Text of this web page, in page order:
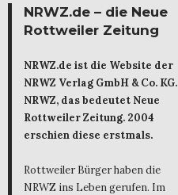
NRWZ.de – die Neue
Rottweiler Zeitung
NRWZ.de ist die Website der
NRWZ Verlag GmbH & Co. KG.
NRWZ, das bedeutet Neue
Rottweiler Zeitung. 2004
erschien diese erstmals.
Rottweiler Bürger haben die
NRWZ ins Leben gerufen. Im